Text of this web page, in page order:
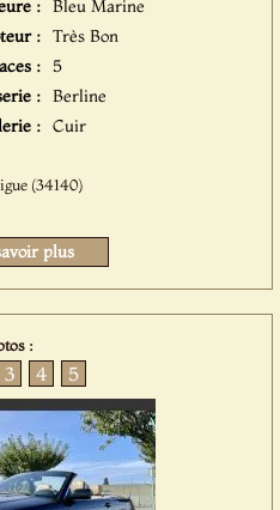
: Bleu Marine
: Très Bon
:
5
: Berline
: Cuir
(34140)
plus
:
3 4 5